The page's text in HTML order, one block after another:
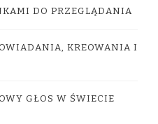
DO PRZEGLĄDANIA
KREOWANIA I
GŁOS W ŚWIECIE